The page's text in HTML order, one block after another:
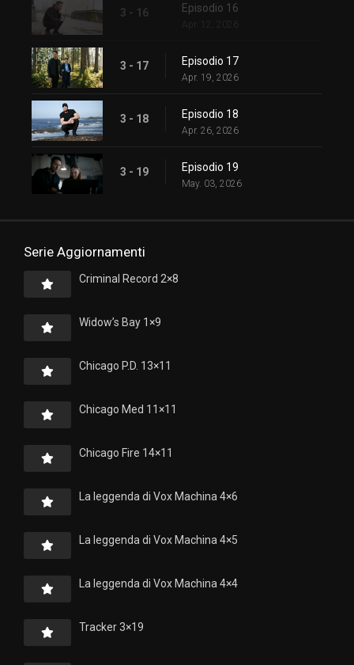
3 - 16 Episodio 16
Apr. 12, 2026
3 - 17 Episodio 17
Apr. 19, 2026
3 - 18 Episodio 18
Apr. 26, 2026
3 - 19 Episodio 19
May. 03, 2026
Serie Aggiornamenti
Criminal Record 2×8
Widow’s Bay 1×9
Chicago P.D. 13×11
Chicago Med 11×11
Chicago Fire 14×11
La leggenda di Vox Machina 4×6
La leggenda di Vox Machina 4×5
La leggenda di Vox Machina 4×4
Tracker 3×19